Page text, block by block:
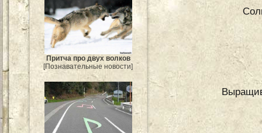
Притча про двух волков
[Познавательные новости]